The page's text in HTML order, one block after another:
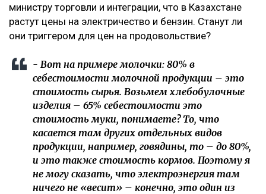
министру торговли и интеграции, что в Казахстане
растут цены на электричество и бензин. Станут ли
они триггером для цен на продовольствие?
- Вот на примере молочки: 80% в
себестоимости молочной продукции – это
стоимость сырья. Возьмем хлебобулочные
изделия – 65% себестоимости это
стоимость муки, понимаете? То, что
касается там других отдельных видов
продукции, например, говядины, то – до 80%,
и это также стоимость кормов. Поэтому я
не могу сказать, что электроэнергия там
ничего не «весит» – конечно, это один из